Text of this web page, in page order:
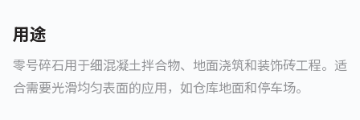
用途
零号碎石用于细混凝土拌合物、地面浇筑和装饰砖工程。适
合需要光滑均匀表面的应用，如仓库地面和停车场。